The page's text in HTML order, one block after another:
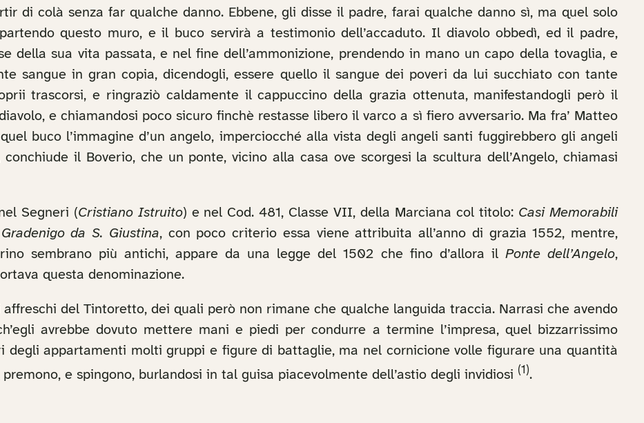
di colà senza far qualche danno. Ebbene, gli disse il padre, farai qualche danno sì, ma quel solo
questo muro, e il buco servirà a testimonio dell’accaduto. Il diavolo obbedì, ed il padre,
della sua vita passata, e nel fine dell’ammonizione, prendendo in mano un capo della tovaglia, e
sangue in gran copia, dicendogli, essere quello il sangue dei poveri da lui succhiato con tante
trascorsi, e ringraziò caldamente il cappuccino della grazia ottenuta, manifestandogli però il
e chiamandosi poco sicuro finchè restasse libero il varco a sì fiero avversario. Ma fra’ Matteo
buco l’immagine d’un angelo, imperciocché alla vista degli angeli santi fuggirebbero gli angeli
il Boverio, che un ponte, vicino alla casa ove scorgesi la scultura dell’Angelo, chiamasi
Segneri (Cristiano Istruito) e nel Cod. 481, Classe VII, della Marciana col titolo: Casi Memorabili
da S. Giustina, con poco criterio essa viene attribuita all’anno di grazia 1552, mentre,
sembrano più antichi, appare da una legge del 1502 che fino d’allora il Ponte dell’Angelo,
questa denominazione.
del Tintoretto, dei quali però non rimane che qualche languida traccia. Narrasi che avendo
avrebbe dovuto mettere mani e piedi per condurre a termine l’impresa, quel bizzarrissimo
degli appartamenti molti gruppi e figure di battaglie, ma nel cornicione volle figurare una quantità
e spingono, burlandosi in tal guisa piacevolmente dell’astio degli invidiosi (1).